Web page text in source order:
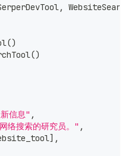
,
()
()
信息" ,
络搜索的研究员。" ,
] ,